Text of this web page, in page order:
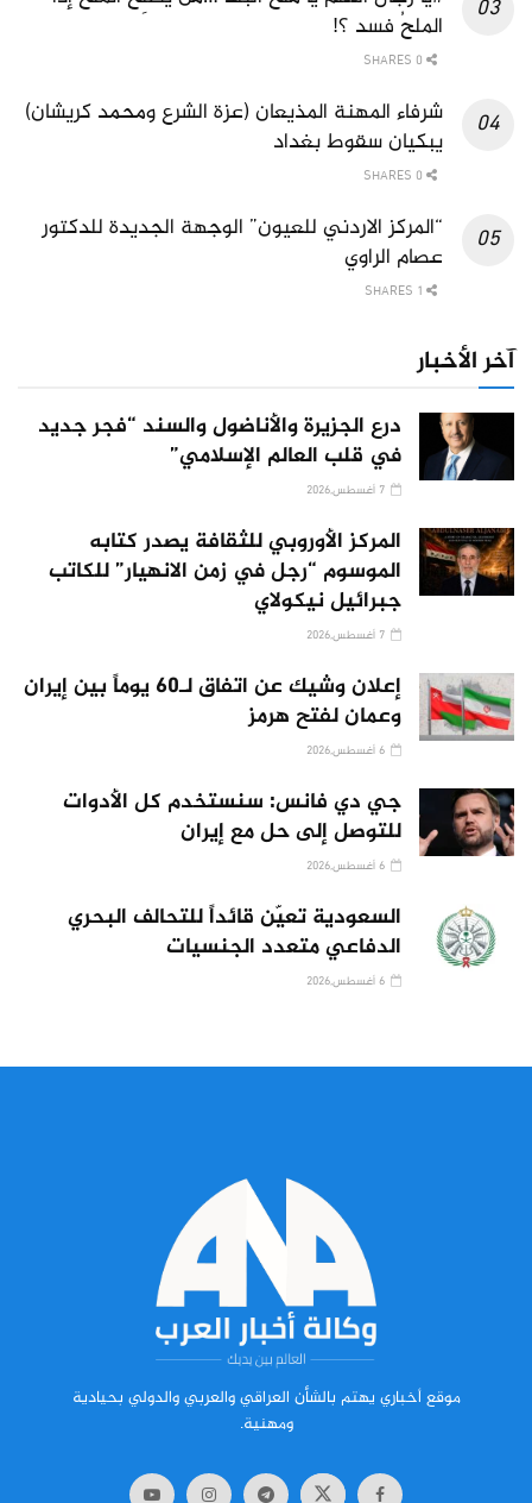
الملحُ فسد ؟!
شرفاء المهنة المذيعان (عزة الشرع ومحمد كريشان)
يبكيان سقوط بغداد
“المركز الاردني للعيون” الوجهة الجديدة للدكتور
عصام الراوي
آخر الأخبار
درع الجزيرة والأناضول والسند “فجر جديد
في قلب العالم الإسلامي”
المركز الأوروبي للثقافة يصدر كتابه
الموسوم “رجل في زمن الانهيار” للكاتب
جبرائيل نيكولاي
إعلان وشيك عن اتفاق لـ60 يوماً بين إيران
وعمان لفتح هرمز
جي دي فانس: سنستخدم كل الأدوات
للتوصل إلى حل مع إيران
السعودية تعيّن قائداً للتحالف البحري
الدفاعي متعدد الجنسيات
موقع أخباري يهتم بالشأن العراقي والعربي والدولي بحيادية
ومهنية.